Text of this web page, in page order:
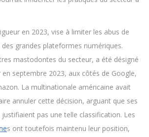
en 2023, vise à limiter les abus de
grandes plateformes numériques.
mastodontes du secteur, a été désigné
septembre 2023, aux côtés de Google,
La multinationale américaine avait
annuler cette décision, arguant que ses
pas une telle classification. Les
s ont toutefois maintenu leur position,